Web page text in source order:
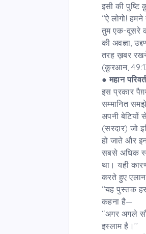
इसी की
‘‘ऐ लोगो!
तुम एक-दूसरे
की अवज्ञा,
तरह ख़बर रखने
(क़ुरआन,
●महान
इस प्रकार
सम्मानित
अपनी बेटियों
(सरदार) जो
हो जाते और
सबसे अधिक
था। यही
करते हुए
‘‘यह पुस्तक
कहना है—
‘‘अगर अगले
इस्लाम है।’’